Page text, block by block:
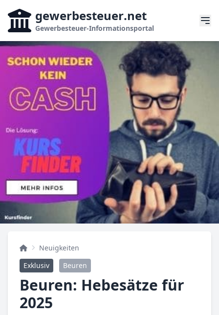
gewerbesteuer.net
Gewerbesteuer-Informationsportal
Neuigkeiten
Exklusiv
Beuren
Beuren: Hebesätze für
2025